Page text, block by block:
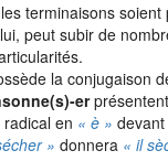
terminaisons soient
peut subir de
la conjugaison
er
radical en « è »
» donnera « il